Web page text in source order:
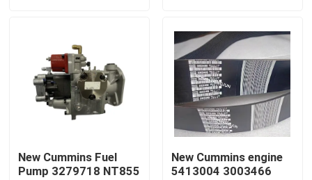
Γύρος εργοστασίων
Ποιοτικός έλεγχος
επαφή
New Cummins Fuel
Pump 3279718 NT855
New Cummins engine
5413004 3003466